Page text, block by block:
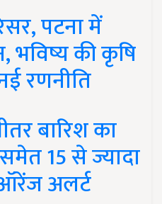
पटना में
भविष्य की कृषि
रणनीति
बारिश का
15 से ज्यादा
अलर्ट